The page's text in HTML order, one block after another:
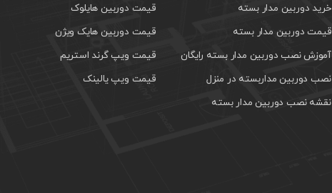
خرید دوربین مدار بسته
قیمت دوربین مدار بسته
آموزش نصب دوربین مدار بسته رایگان
نصب دوربین مداربسته در منزل
نقشه نصب دوربین مدار بسته
قیمت دوربین هایلوک
قیمت دوربین هایک ویژن
قیمت ویپ گرند استریم
قیمت ویپ یالینک